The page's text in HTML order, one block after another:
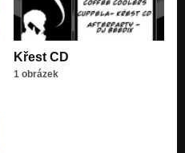
Křest CD
1 obrázek